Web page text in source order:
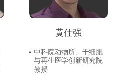
黄仕强
中科院动物所、干细胞
与再生医学创新研究院
教授